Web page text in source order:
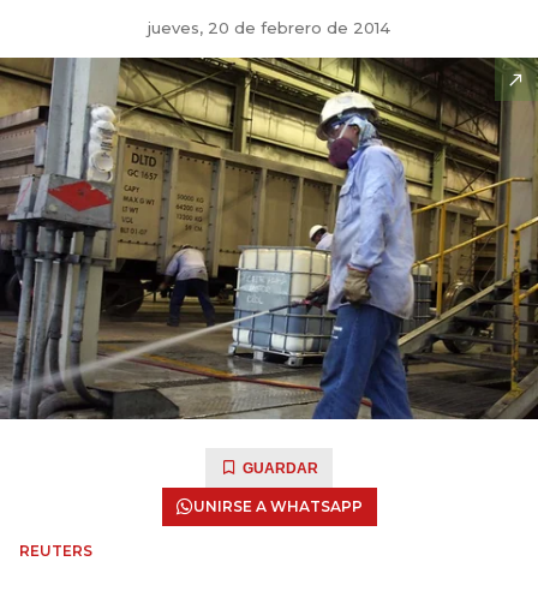
jueves, 20 de febrero de 2014
GUARDAR
UNIRSE A WHATSAPP
REUTERS